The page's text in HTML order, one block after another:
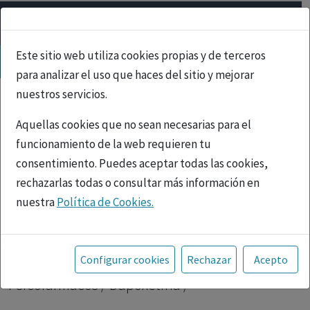
Este sitio web utiliza cookies propias y de terceros
para analizar el uso que haces del sitio y mejorar
nuestros servicios.
Aquellas cookies que no sean necesarias para el
funcionamiento de la web requieren tu
consentimiento. Puedes aceptar todas las cookies,
rechazarlas todas o consultar más información en
nuestraPolítica de Cookies.
Toda la información incluida en la Página Web está
referida a productos del mercado español y, por
tanto, dirigida a profesionales sanitarios legalmente
facultados para prescribir o dispensar medicamentos
Configurar cookies Rechazar Acepto
Psicofármacos| Dapoxetina |
Psicofármacos / Dapoxetina /